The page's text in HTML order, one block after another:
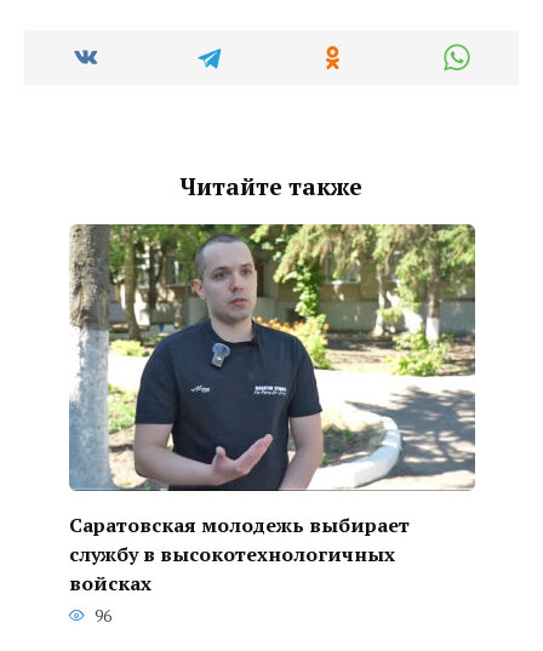
Читайте также
Саратовская молодежь выбирает
службу в высокотехнологичных
войсках
96